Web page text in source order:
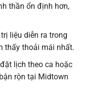
thần ổn định hơn,
liệu diễn ra trong
thấy thoải mái nhất.
lịch theo ca hoặc
rộn tại Midtown